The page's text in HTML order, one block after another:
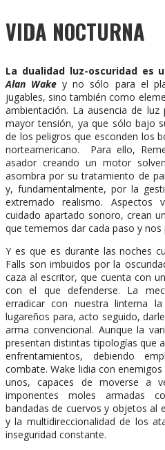
VIDA NOCTURNA
La dualidad luz-oscuridad es
Alan Wake y no sólo para el
jugables, sino también como
ambientación. La ausencia de
mayor tensión, ya que sólo bajo
de los peligros que esconden los
norteamericano. Para ello,
asador creando un motor
asombra por su tratamiento de
y, fundamentalmente, por la
extremado realismo. Aspectos
cuidado apartado sonoro, crean
que tememos dar cada paso y
Y es que es durante las noches
Falls son imbuidos por la
caza al escritor, que cuenta con
con el que defenderse. La
erradicar con nuestra linterna
lugareños para, acto seguido,
arma convencional. Aunque la
presentan distintas tipologías que
enfrentamientos, debiendo
combate. Wake lidia con
unos, capaces de moverse a
imponentes moles armadas
bandadas de cuervos y objetos al
y la multidireccionalidad de los
inseguridad constante.